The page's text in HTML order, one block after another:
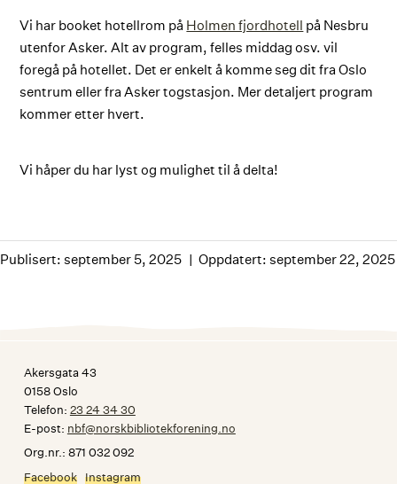
Vi har booket hotellrom på Holmen fjordhotell på Nesbru
utenfor Asker. Alt av program, felles middag osv. vil
foregå på hotellet. Det er enkelt å komme seg dit fra Oslo
sentrum eller fra Asker togstasjon. Mer detaljert program
kommer etter hvert.
Vi håper du har lyst og mulighet til å delta!
Publisert: september 5, 2025 Oppdatert: september 22, 2025
Akersgata 43
0158 Oslo
Telefon: 23 24 34 30
E-post: nbf@norskbibliotekforening.no
Org.nr.: 871 032 092
Facebook Instagram